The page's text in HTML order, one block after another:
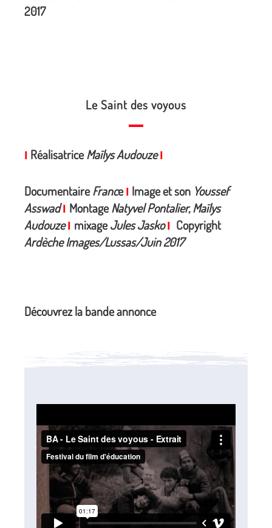
2017
Le Saint des voyous
RéalisatriceMaïlys Audouze
DocumentaireFrance Image et son Youssef
Asswad
MontageNatyvel Pontalier, Maïlys
Audouze
mixageJules Jasko
Copyright
Ardèche Images/Lussas/Juin 2017
Découvrez la bande annonce